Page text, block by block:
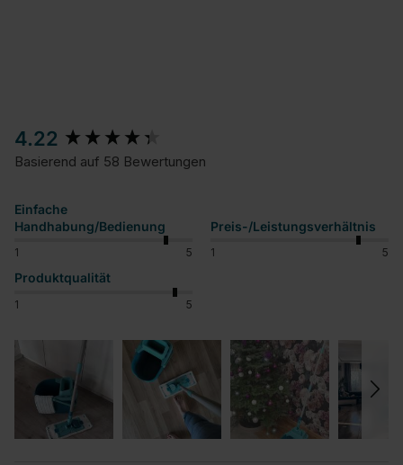
4.22
Basierend auf 58 Bewertungen
Einfache
Handhabung/Bedienung
1 5
Preis-/Leistungsverhältnis
1 5
Produktqualität
1 5
New content loaded